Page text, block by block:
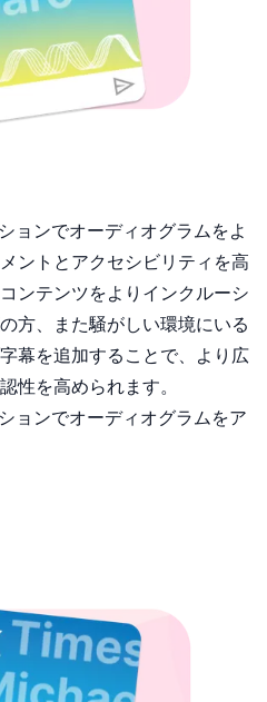
ョンでオーディオグラムをよ
ントとアクセシビリティを高
ンテンツをよりインクルーシ
方、また騒がしい環境にいる
字幕を追加することで、より広
性を高められます。
ョンでオーディオグラムをア